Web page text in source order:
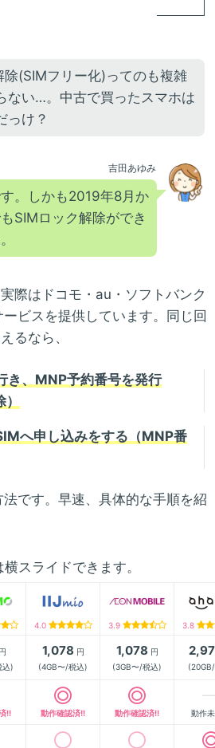
除(SIMフリー化)ってのも複雑
ない…。中古で買ったスマホは
っけ？
吉田あゆみ
。しかも2019年8月か
SIMロック解除ができ
際はドコモ・au・ソフトバンク
ビスを提供しています。同じ回
るなら、
き、MNP予約番号を発行
へ申し込みをする（MNP番
です。早速、具体的な手順を紹
スライドできます。
4.0 3.9 3.8
込)
1,078 円
(4GB〜/税込)
1,078 円
(3GB〜/税込)
!! 動作確認済!! 動作確認済!! 動作